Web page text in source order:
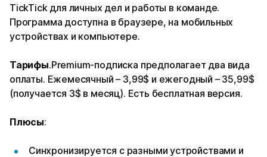
TickTick для личных дел и работы в команде.
Программа доступна в браузере, на мобильных
устройствах и компьютере.
Тарифы.Premium-подписка предполагает два вида
оплаты. Ежемесячный – 3,99$ и ежегодный – 35,99$
(получается 3$ в месяц). Есть бесплатная версия.
Плюсы:
Синхронизируется с разными устройствами и